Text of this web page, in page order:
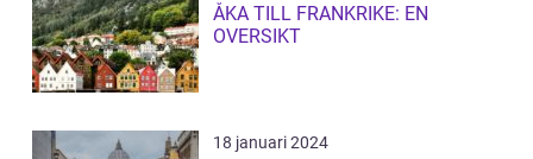
ÅKA TILL FRANKRIKE: EN
OVERSIKT
18 januari 2024